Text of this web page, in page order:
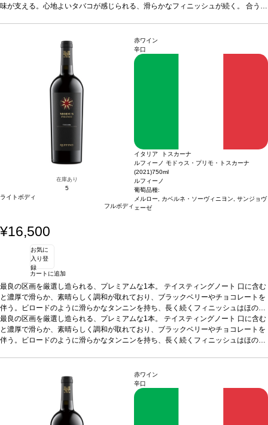
味が支える。心地よいタバコが感じられる、滑らかなフィニッシュが続く。 合う料
在庫あり
5
ライトボディ
フルボディ
赤ワイン
辛口
イタリア トスカーナ
ルフィーノ モドゥス・プリモ・トスカーナ
(2021)750ml
ルフィーノ
葡萄品種:
メルロー, カベルネ・ソーヴィニヨン, サンジョヴ
ェーゼ
¥16,500
お気に
入り登
録
カートに追加
最良の区画を厳選し造られる、プレミアムな1本。 テイスティングノート 口に含む
と濃厚で滑らか、素晴らしく調和が取れており、ブラックベリーやチョコレートを
伴う。ビロードのように滑らかなタンニンを持ち、長く続くフィニッシュはほのか
なスパイスを感じる。葡萄品種メルロー 46%、カベルネ・ソーヴィニヨン 31%、
サンジョヴェーゼ 23%100%認証ユーロリーフ
最良の区画を厳選し造られる、プレミアムな1本。 テイスティングノート 口に含む
と濃厚で滑らか、素晴らしく調和が取れており、ブラックベリーやチョコレートを
伴う。ビロードのように滑らかなタンニンを持ち、長く続くフィニッシュはほのか
赤ワイン
辛口